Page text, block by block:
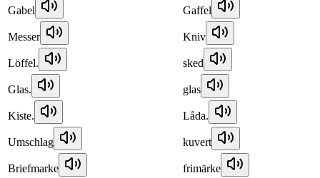
Gabel Gaffel
Messer Kniv
Löffel. sked
Glas. glas
Kiste. Låda.
Umschlag kuvert
Briefmarke frimärke